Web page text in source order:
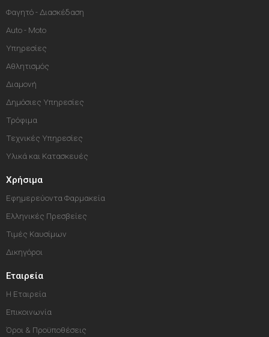
Φαγητό - Διασκέδαση
Auto - Moto
Υπηρεσίες
Αθλητισμός
Διαμονή
Δημόσιες Υπηρεσίες
Τρόφιμα
Τεχνικές Υπηρεσίες
Υλικά και Κατασκευές
Χρήσιμα
Εφημερεύοντα Φαρμακεία
Ελληνικές Πρεσβείες
Τιμές Καυσίμων
Δικηγόροι
Εταιρεία
Η Εταιρεία
Επικοινωνία
Όροι & Προϋποθέσεις